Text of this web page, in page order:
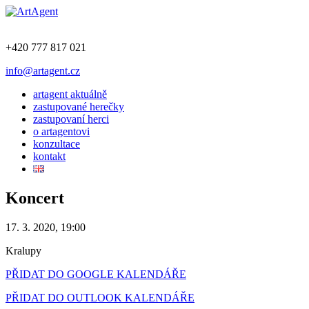
+420 777 817 021
info@artagent.cz
artagent aktuálně
zastupované herečky
zastupovaní herci
o artagentovi
konzultace
kontakt
Koncert
17. 3. 2020, 19:00
Kralupy
PŘIDAT DO GOOGLE KALENDÁŘE
PŘIDAT DO OUTLOOK KALENDÁŘE